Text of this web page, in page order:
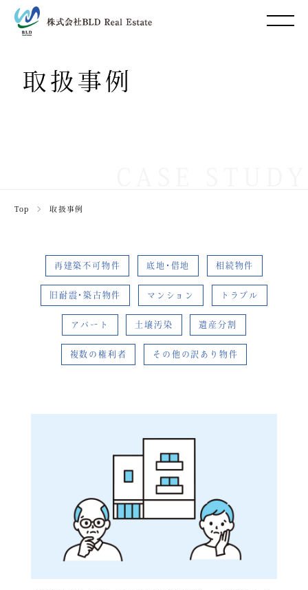
取扱事例
Top ＞ 取扱事例
再建築不可物件 底地･借地 相続物件
旧耐震･築古物件 マンション トラブル
アパート 土壌汚染 遺産分割
複数の権利者 その他の訳あり物件